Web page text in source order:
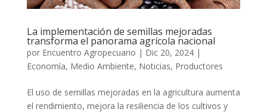
La implementación de semillas mejoradas
transforma el panorama agrícola nacional
por Encuentro Agropecuario | Dic 20, 2024|
Economía, Medio Ambiente, Noticias, Productores
El uso de semillas mejoradas en la agricultura aumenta
el rendimiento, mejora la resiliencia de los cultivos y